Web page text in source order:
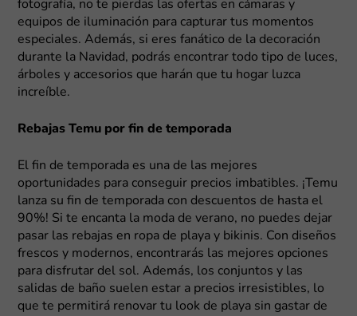
fotografía, no te pierdas las ofertas en cámaras y
equipos de iluminación para capturar tus momentos
especiales. Además, si eres fanático de la decoración
durante la Navidad, podrás encontrar todo tipo de luces,
árboles y accesorios que harán que tu hogar luzca
increíble.
Rebajas Temu por fin de temporada
El fin de temporada es una de las mejores
oportunidades para conseguir precios imbatibles. ¡Temu
lanza su fin de temporada con descuentos de hasta el
90%! Si te encanta la moda de verano, no puedes dejar
pasar las rebajas en ropa de playa y bikinis. Con diseños
frescos y modernos, encontrarás las mejores opciones
para disfrutar del sol. Además, los conjuntos y las
salidas de baño suelen estar a precios irresistibles, lo
que te permitirá renovar tu look de playa sin gastar de